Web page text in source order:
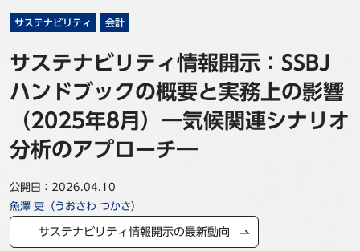
インサイト
コラム
ホワイトペーパー
調査レポート
出版書籍
サステナビリティ 会計
サステナビリティ情報開示：SSBJ
ハンドブックの概要と実務上の影響
（2025年8月）―気候関連シナリオ
分析のアプローチ―
公開日：2026.04.10
魚澤 吏（うおさわ つかさ）
サステナビリティ情報開示の最新動向